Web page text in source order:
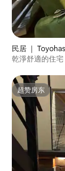
民居 ｜
乾淨舒適的住
超赞房东
超赞房东